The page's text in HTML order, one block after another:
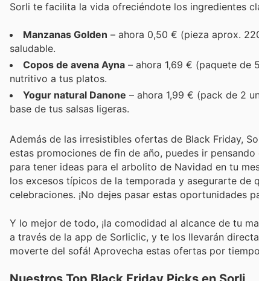
Sorli te facilita la vida ofreciéndote los ingredientes
Manzanas Golden – ahora 0,50 € (pieza aprox.
saludable.
Copos de avena Ayna – ahora 1,69 € (paquete de
nutritivo a tus platos.
Yogur natural Danone – ahora 1,99 € (pack de 2
base de tus salsas ligeras.
Además de las irresistibles ofertas de Black Friday,
estas promociones de fin de año, puedes ir
para tener ideas para el arbolito de Navidad en tu
los excesos típicos de la temporada y asegurarte de
celebraciones. ¡No dejes pasar estas oportunidades
Y lo mejor de todo, ¡la comodidad al alcance de tu
a través de la app de Sorliclic, y te los llevarán
moverte del sofá! Aprovecha estas ofertas por